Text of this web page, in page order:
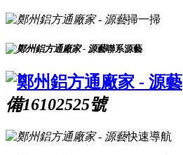
掃一掃
聯系源藝
備16102525號
快速導航